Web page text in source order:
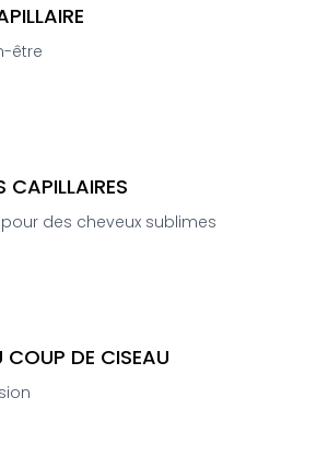
être
CAPILLAIRES
des cheveux sublimes
COUP DE CISEAU